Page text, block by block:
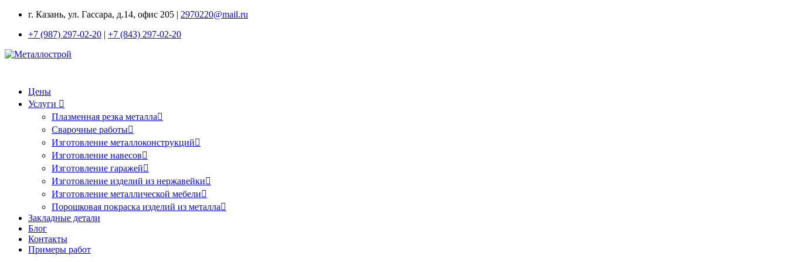
г. Казань, ул. Гассара, д.14, офис 205 | 2970220@mail.ru
+7 (987) 297-02-20 | +7 (843) 297-02-20
Цены
Услуги
Плазменная резка металла
Сварочные работы
Изготовление металлоконструкций
Изготовление навесов
Изготовление гаражей
Изготовление изделий из нержавейки
Изготовление металлической мебели
Порошковая покраска изделий из металла
Закладные детали
Блог
Контакты
Примеры работ